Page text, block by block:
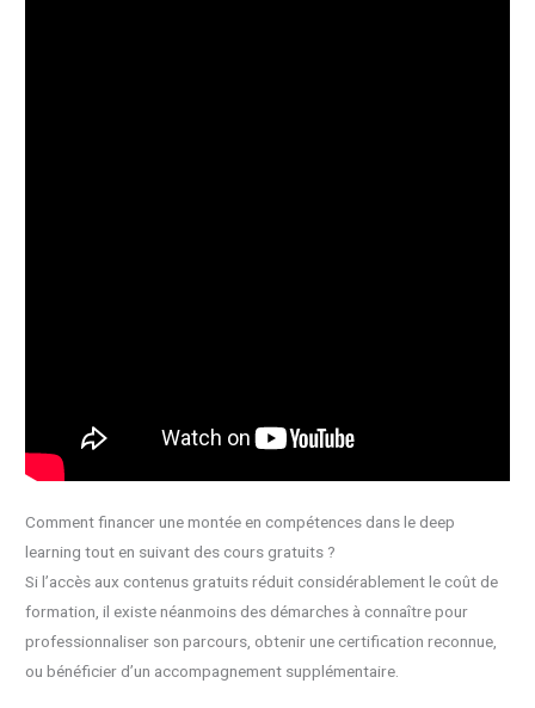
Comment financer une montée en compétences dans le deep
learning tout en suivant des cours gratuits ?
Si l’accès aux contenus gratuits réduit considérablement le coût de
formation, il existe néanmoins des démarches à connaître pour
professionnaliser son parcours, obtenir une certification reconnue,
ou bénéficier d’un accompagnement supplémentaire.